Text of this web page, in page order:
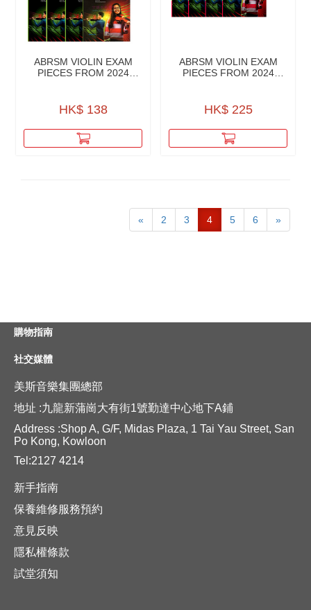
ABRSM VIOLIN EXAM
PIECES FROM 2024
HK$ 138
ABRSM VIOLIN EXAM
PIECES FROM 2024
HK$ 225
« 2 3 4 5 6 »
購物指南
社交媒體
美斯音樂集團總部
地址 :九龍新蒲崗大有街1號勤達中心地下A鋪
Address :Shop A, G/F, Midas Plaza, 1 Tai Yau Street, San
Po Kong, Kowloon
Tel:2127 4214
新手指南
保養維修服務預約
意見反映
隱私權條款
試堂須知